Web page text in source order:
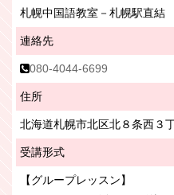
札幌中国語教室－札幌駅直結
連絡先
080-4044-6699
住所
北海道札幌市北区北８条西
受講形式
【グループレッスン】